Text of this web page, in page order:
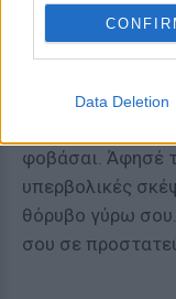
Data Deletion
δρόμο -.
φοβάσαι. Άφησέ
υπερβολικές
θόρυβο γύρω
σου σε